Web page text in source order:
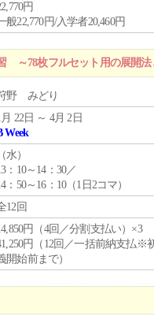
円
般22,770円/入学者20,460円
～78枚フルセット用の展開法
野 みどり
月 22日 ～ 4月 2日
Week
（水）
：10～14：30／
：50～16：10（1日2コマ）
12回
円（4回／分割支払い）×3
円（12回／一括前納支払※
開始前まで）